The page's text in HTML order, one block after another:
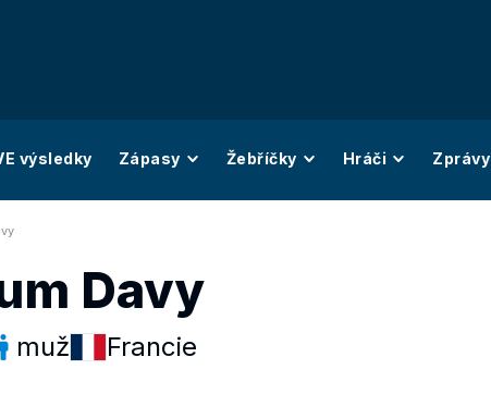
výsledky Zápasy Žebříčky Hráči Zprávy
Davy
muž Francie